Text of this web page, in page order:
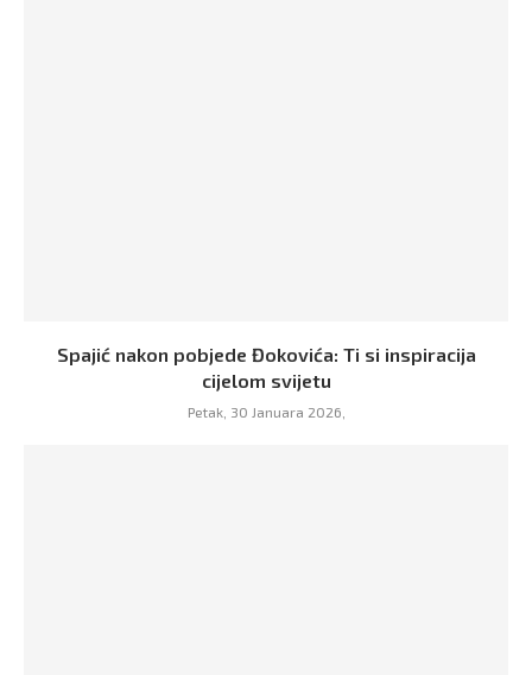
Spajić nakon pobjede Đokovića: Ti si inspiracija
cijelom svijetu
Petak, 30 Januara 2026,